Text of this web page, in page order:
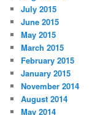
July 2015
June 2015
May 2015
March 2015
February 2015
January 2015
November 2014
August 2014
May 2014